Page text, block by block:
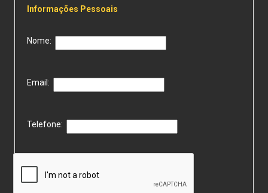
Informações Pessoais
Nome:
Email:
Telefone: